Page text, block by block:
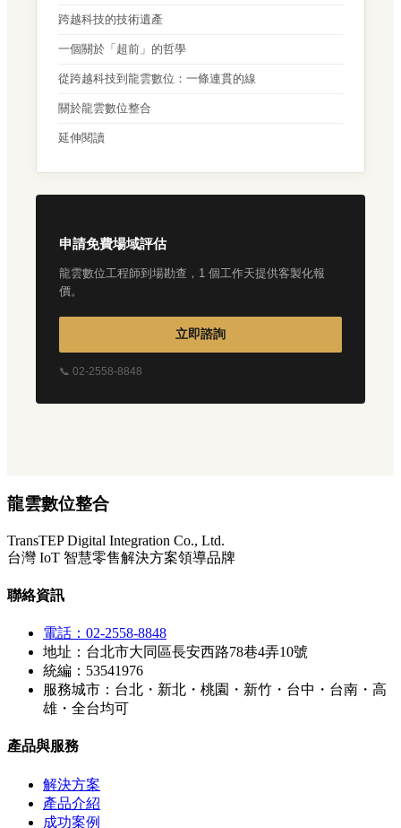
跨越科技的技術遺產
一個關於「超前」的哲學
從跨越科技到龍雲數位：一條連貫的線
關於龍雲數位整合
延伸閱讀
申請免費場域評估
龍雲數位工程師到場勘查，1 個工作天提供客製化報
價。
立即諮詢
📞 02-2558-8848
龍雲數位整合
TransTEP Digital Integration Co., Ltd.
台灣 IoT 智慧零售解決方案領導品牌
聯絡資訊
電話：02-2558-8848
地址：台北市大同區長安西路78巷4弄10號
統編：53541976
服務城市：台北・新北・桃園・新竹・台中・台南・高
雄・全台均可
產品與服務
解決方案
產品介紹
成功案例